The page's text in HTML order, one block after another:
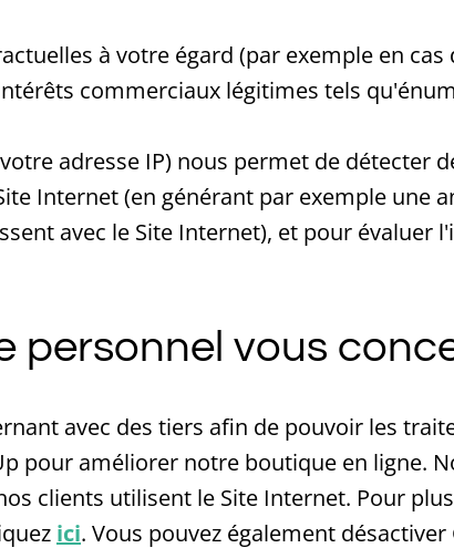
à votre égard (par exemple en
commerciaux légitimes tels
adresse IP) nous permet de détecter
Internet (en générant par exemple une
avec le Site Internet), et pour évaluer
personnel vous
avec des tiers afin de pouvoir les
pour améliorer notre boutique en ligne.
clients utilisent le Site Internet. Pour
ici. Vous pouvez également